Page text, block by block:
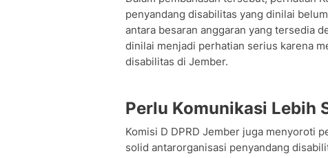
penyandang disabilitas yang dinilai
antara besaran anggaran yang tersedia
dinilai menjadi perhatian serius karena
disabilitas di Jember.
Perlu Komunikasi Lebih
Komisi D DPRD Jember juga menyoroti
solid antarorganisasi penyandang